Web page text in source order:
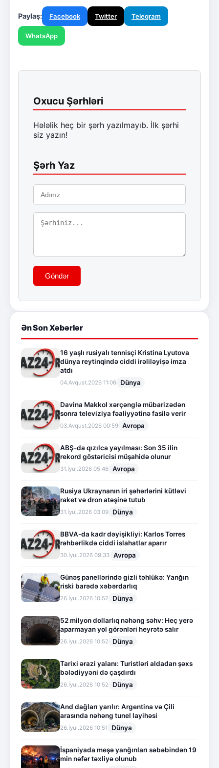
Paylaş: Facebook Twitter Telegram
WhatsApp
Oxucu Şərhləri
Hələlik heç bir şərh yazılmayıb. İlk şərhi
siz yazın!
Şərh Yaz
Göndər
Ən Son Xəbərlər
16 yaşlı rusiyalı tennisçi Kristina Lyutova
dünya reytinqində ciddi irəliləyişə imza
atdı
04.Avqust.2026 11:06 Dünya
Davina Makkol xərçənglə mübarizədən
sonra televiziya fəaliyyətinə fasilə verir
03.Avqust.2026 00:59 Avropa
ABŞ-da qızılca yayılması: Son 35 ilin
rekord göstəricisi müşahidə olunur
31.İyul.2026 05:46 Avropa
Rusiya Ukraynanın iri şəhərlərini kütləvi
raket və dron atəşinə tutub
31.İyul.2026 03:09 Dünya
BBVA-da kadr dəyişikliyi: Karlos Torres
rəhbərlikdə ciddi islahatlar aparır
30.İyul.2026 09:33 Avropa
Günəş panellərində gizli təhlükə: Yanğın
riski barədə xəbərdarlıq
26.İyul.2026 10:52 Dünya
52 milyon dollarlıq nəhəng səhv: Heç yerə
aparmayan yol görənləri heyrətə salır
26.İyul.2026 10:52 Dünya
Tarixi ərazi yalanı: Turistləri aldadan şəxs
bələdiyyəni də çaşdırdı
26.İyul.2026 10:52 Dünya
And dağları yarılır: Argentina və Çili
arasında nəhəng tunel layihəsi
26.İyul.2026 10:51 Dünya
İspaniyada meşə yanğınları səbəbindən 19
min nəfər təxliyə olunub